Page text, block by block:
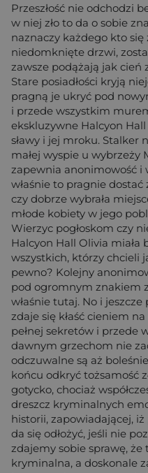
Przeszłość nie odchodzi
w niej zło to da o sobie
naznaczy każdego kto
niedomknięte drzwi,
zawsze podążają jak cień
Stare posiadłości kryją
pragną je ukryć pod
i przede wszystkim
ekskluzywne Halcyon
sławy i jej mroku. Stalker
małej wyspie u wybrzeży
zapewnia anonimowość i
właśnie to pragnie
czy dobrze wybrała
młode kobiety w jego
Wierzyc pogłoskom czy
Halcyon Hall Olivia miała
wszystkich, którzy chcieli
pewno? Kolejny
pod ogromnym znakiem
właśnie tutaj. No i jeszcze
zdaje się kłaść cieniem
pełnej sekretów i przede
dawnym grzechom nie
odczuwalne są aż
końcu odkryć tożsamość
gotycko, chociaż
dreszcz kryminalnych
historii, zapowiadającej,
da się odłożyć, jeśli nie
zdajemy sobie sprawę,
kryminalna, a doskonale